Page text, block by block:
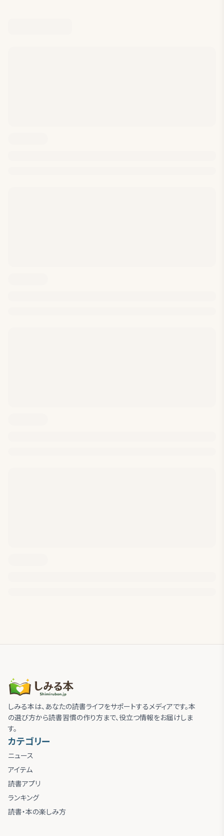
しみる本は、あなたの読書ライフをサポートするメディアです。本
の選び方から読書習慣の作り方まで、役立つ情報をお届けしま
す。
カテゴリー
ニュース
アイテム
読書アプリ
ランキング
読書・本の楽しみ方